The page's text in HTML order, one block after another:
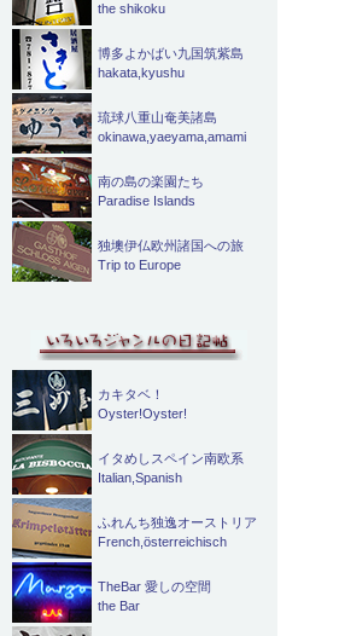
the shikoku
博多よかばい九国筑紫島
hakata,kyushu
琉球八重山奄美諸島
okinawa,yaeyama,amami
南の島の楽園たち
Paradise Islands
独墺伊仏欧州諸国への旅
Trip to Europe
カキタベ！
Oyster!Oyster!
イタめしスペイン南欧系
Italian,Spanish
ふれんち独逸オーストリア
French,österreichisch
TheBar 愛しの空間
the Bar